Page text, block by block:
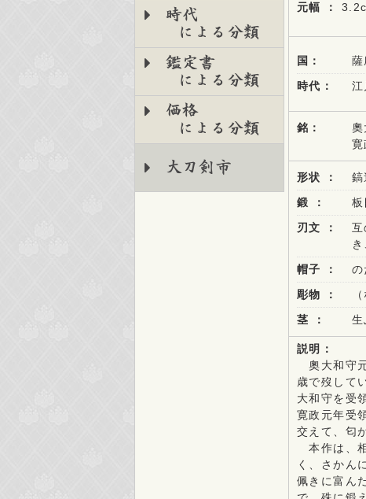
時代
による分類
鑑定書
による分類
価格
による分類
大刀剣市
元幅 ：
国：
薩
時代：
銘：
奧
寛
形状 ：
鎬
鍛 ：
板
刃文 ：
互
帽子 ：
の
彫物 ：
茎 ：
生
説明：
奧大和守
歳で歿して
大和守を受
寛政元年受
交えて、匂
本作は、
く、さかん
佩きに富ん